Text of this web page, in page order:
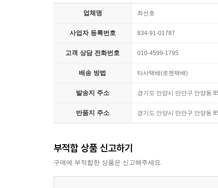
업체명 최선호
사업자 등록번호 834-91-01787
고객 상담 전화번호 010-4599-1795
배송 방법 타사택배(로젠택배)
발송지 주소 경기도 안양시 만안구 안양동
반품지 주소 경기도 안양시 만안구 안양동
부적합 상품 신고하기
구매에 부적합한 상품은 신고해주세요.